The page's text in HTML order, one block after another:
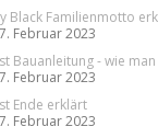
Black Familienmotto
Februar 2023
Bauanleitung - wie
Februar 2023
Ende erklärt
Februar 2023